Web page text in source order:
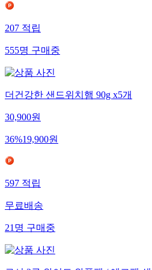
207적립
555명구매중
더건강한 샌드위치햄 90g x5개
30,900원
36%19,900원
597적립
무료배송
21명구매중